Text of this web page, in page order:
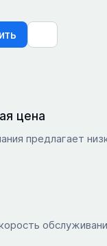
цена
предлагает